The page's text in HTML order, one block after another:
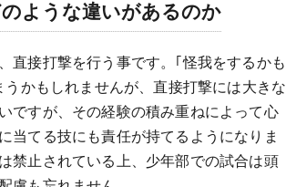
ような違いがあるのか
直接打撃を行う事です。｢怪我をするかも
かもしれませんが、直接打撃には大きな
ですが、その経験の積み重ねによって心
当てる技にも責任が持てるようになりま
禁止されている上、少年部での試合は頭